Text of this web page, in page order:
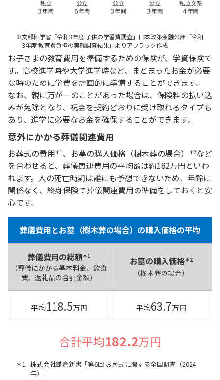
※文部科学省「令和3年度 子供の学習費調査」日本政策金融公庫「令和
3年度 教育費負担の実態調査結果」よりアフラック作成
お子さまの教育費用を準備するための保険が、学資保険で
す。高校進学時や大学進学時など、まとまったお金が必要
な時のために学費を計画的に準備することができます。
なお、親に万が一のことがあった場合は、保険料の払い込
みが免除となり、祝金を契約どおりに受け取れるタイプも
あり、進学に必要なお金を確保することができます。
意外にかかる葬儀関連費用
お葬式の費用 ＊1、お墓の購入価格（樹木葬の場合） ＊2など
を合わせると、葬儀関連費用の平均額は約182万円といわ
れます。人の死亡時期は誰にも予想できないため、年齢に
関係なく、終身保険で葬儀関連費用の準備をしておくと安
心です。
葬儀費用とお墓（樹木葬の場合）の購入価格の平均
葬儀費用の総額＊1
（葬儀にかかる基本料金、飲食
費、返礼品の合計金額）
お墓の購入価格＊2
（樹木葬の場合）
平均118.5万円 平均63.7万円
合計平均182.2万円
＊1 株式会社鎌倉新書「第6回 お葬式に関する全国調査（2024
年）」